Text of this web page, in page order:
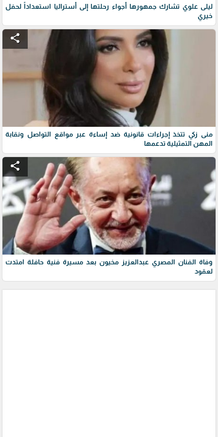
ليلى علوي تشارك جمهورها أجواء رحلتها إلى أستراليا استعداداً لحفل
خيري
share
منى زكي تتخذ إجراءات قانونية ضد إساءة عبر مواقع التواصل ونقابة
المهن التمثيلية تدعمها
share
وفاة الفنان المصري عبدالعزيز مخيون بعد مسيرة فنية حافلة امتدت
لعقود